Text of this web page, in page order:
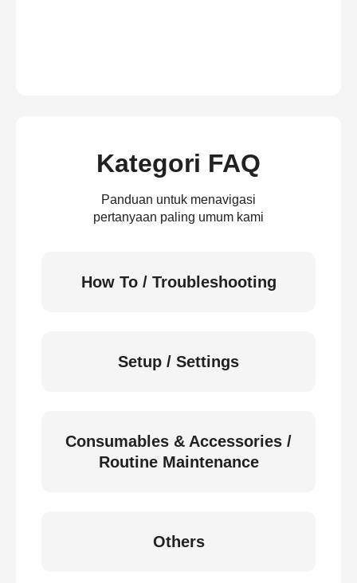
Kategori FAQ
Panduan untuk menavigasi
pertanyaan paling umum kami
How To / Troubleshooting
Setup / Settings
Consumables & Accessories /
Routine Maintenance
Others